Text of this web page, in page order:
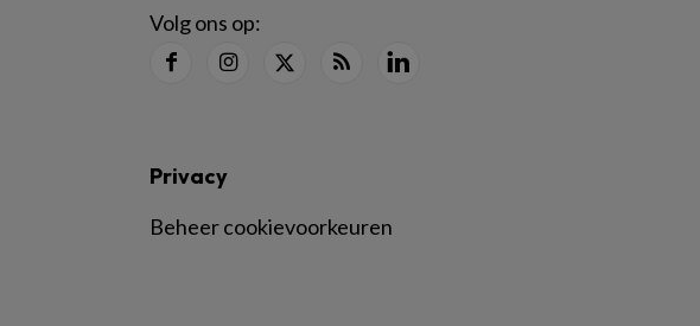
Volg ons op:
Privacy
Beheer cookievoorkeuren